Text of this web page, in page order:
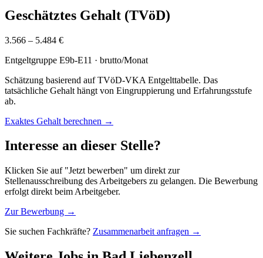
Geschätztes Gehalt (TVöD)
3.566 – 5.484 €
Entgeltgruppe E9b-E11 · brutto/Monat
Schätzung basierend auf TVöD-VKA Entgelttabelle. Das
tatsächliche Gehalt hängt von Eingruppierung und Erfahrungsstufe
ab.
Exaktes Gehalt berechnen →
Interesse an dieser Stelle?
Klicken Sie auf "Jetzt bewerben" um direkt zur
Stellenausschreibung des Arbeitgebers zu gelangen. Die Bewerbung
erfolgt direkt beim Arbeitgeber.
Zur Bewerbung →
Sie suchen Fachkräfte? Zusammenarbeit anfragen →